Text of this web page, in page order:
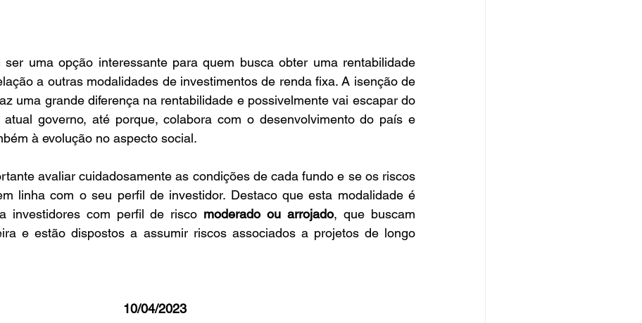
ser uma opção interessante para quem busca obter uma rentabilidade
a outras modalidades de investimentos de renda fixa. A isenção de
uma grande diferença na rentabilidade e possivelmente vai escapar do
governo, até porque, colabora com o desenvolvimento do país e
à evolução no aspecto social.
avaliar cuidadosamente as condições de cada fundo e se os riscos
linha com o seu perfil de investidor. Destaco que esta modalidade é
investidores com perfil de risco moderado ou arrojado, que buscam
e estão dispostos a assumir riscos associados a projetos de longo
10/04/2023